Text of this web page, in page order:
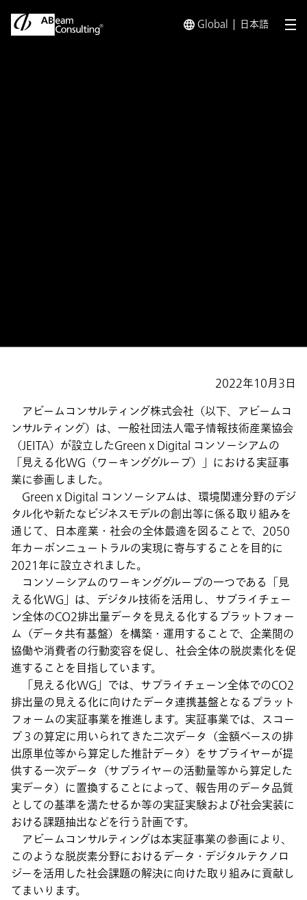
Global 日本語 メ
2022年10月3日
アビームコンサルティング株式会社（以下、アビームコ
ンサルティング）は、一般社団法人電子情報技術産業協会
（JEITA）が設立したGreen x Digital コンソーシアムの
「見える化WG（ワーキンググループ）」における実証事
業に参画しました。
Green x Digital コンソーシアムは、環境関連分野のデジ
タル化や新たなビジネスモデルの創出等に係る取り組みを
通じて、日本産業・社会の全体最適を図ることで、2050
年カーボンニュートラルの実現に寄与することを目的に
2021年に設立されました。
コンソーシアムのワーキンググループの一つである「見
える化WG」は、デジタル技術を活用し、サプライチェー
ン全体のCO2排出量データを見える化するプラットフォー
ム（データ共有基盤）を構築・運用することで、企業間の
協働や消費者の行動変容を促し、社会全体の脱炭素化を促
進することを目指しています。
「見える化WG」では、サプライチェーン全体でのCO2
排出量の見える化に向けたデータ連携基盤となるプラット
フォームの実証事業を推進します。実証事業では、スコー
プ３の算定に用いられてきた二次データ（金額ベースの排
出原単位等から算定した推計データ）をサプライヤーが提
供する一次データ（サプライヤーの活動量等から算定した
実データ）に置換することによって、報告用のデータ品質
としての基準を満たせるか等の実証実験および社会実装に
おける課題抽出などを行う計画です。
アビームコンサルティングは本実証事業の参画により、
このような脱炭素分野におけるデータ・デジタルテクノロ
ジーを活用した社会課題の解決に向けた取り組みに貢献し
てまいります。